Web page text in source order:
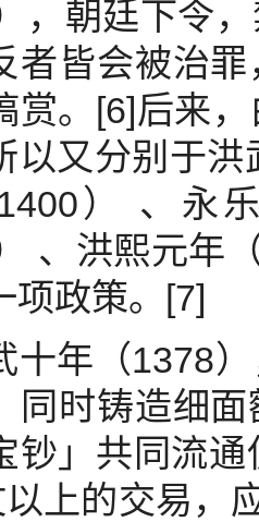
，朝廷下令
者皆会被治
赏。[6]后来
以又分别于
） 、永
、洪熙元年
项政策。[7]
年（1378）
同时铸造细
钞」共同流
上的交易，